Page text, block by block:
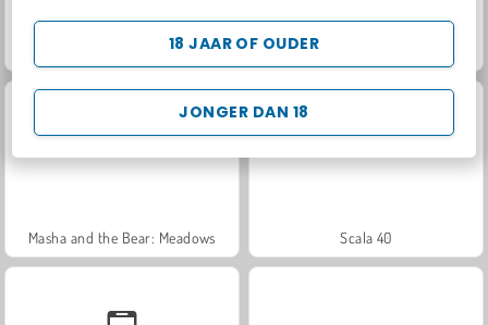
JONGER DAN 18
18 JAAR OF OUDERTrollface Quest: USA 2
Masha and the Bear: Meadows Scala 40